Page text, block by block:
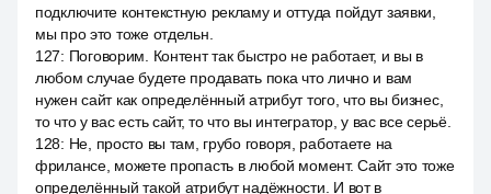
подключите контекстную рекламу и оттуда пойдут заявки,
мы про это тоже отдельн.
127: Поговорим. Контент так быстро не работает, и вы в
любом случае будете продавать пока что лично и вам
нужен сайт как определённый атрибут того, что вы бизнес,
то что у вас есть сайт, то что вы интегратор, у вас все серьё.
128: Не, просто вы там, грубо говоря, работаете на
фрилансе, можете пропасть в любой момент. Сайт это тоже
определённый такой атрибут надёжности. И вот в